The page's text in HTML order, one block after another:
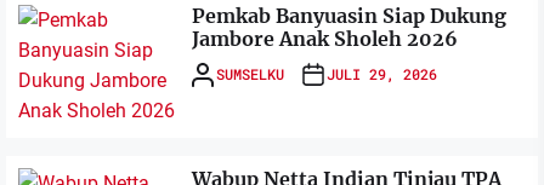
Pemkab Banyuasin Siap Dukung
Jambore Anak Sholeh 2026
SUMSELKU JULI 29, 2026
Wabup Netta Indian Tinjau TPA